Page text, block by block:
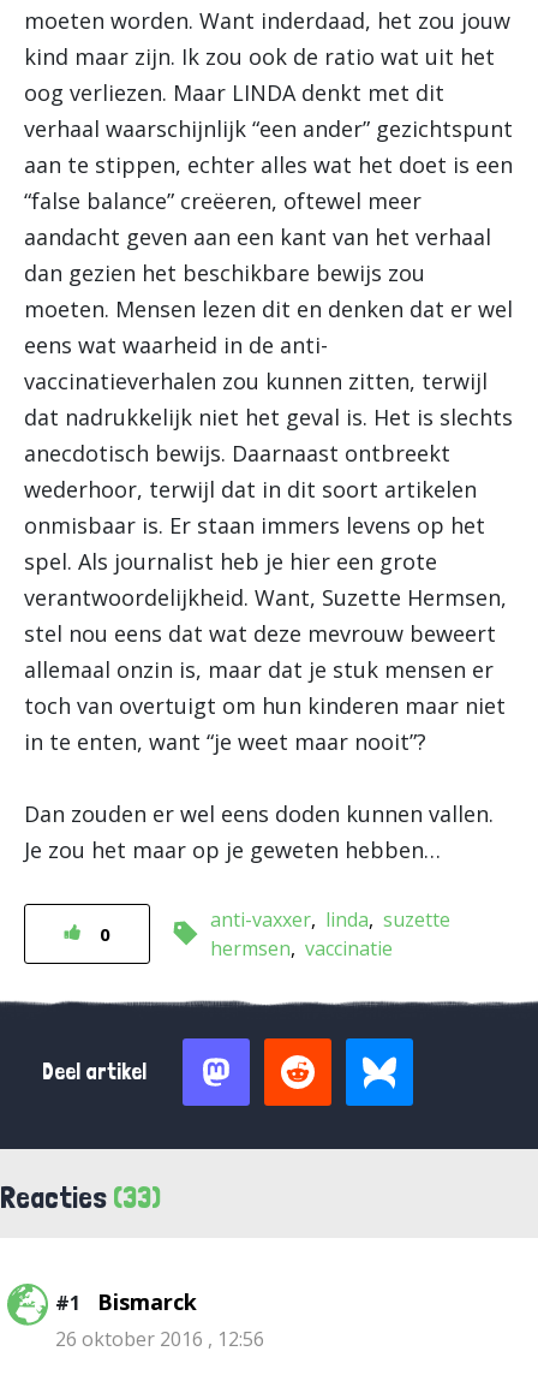
moeten worden. Want inderdaad, het zou jouw
kind maar zijn. Ik zou ook de ratio wat uit het
oog verliezen. Maar LINDA denkt met dit
verhaal waarschijnlijk “een ander” gezichtspunt
aan te stippen, echter alles wat het doet is een
“false balance” creëeren, oftewel meer
aandacht geven aan een kant van het verhaal
dan gezien het beschikbare bewijs zou
moeten. Mensen lezen dit en denken dat er wel
eens wat waarheid in de anti-
vaccinatieverhalen zou kunnen zitten, terwijl
dat nadrukkelijk niet het geval is. Het is slechts
anecdotisch bewijs. Daarnaast ontbreekt
wederhoor, terwijl dat in dit soort artikelen
onmisbaar is. Er staan immers levens op het
spel. Als journalist heb je hier een grote
verantwoordelijkheid. Want, Suzette Hermsen,
stel nou eens dat wat deze mevrouw beweert
allemaal onzin is, maar dat je stuk mensen er
toch van overtuigt om hun kinderen maar niet
in te enten, want “je weet maar nooit”?
Dan zouden er wel eens doden kunnen vallen.
Je zou het maar op je geweten hebben…
0
anti-vaxxer linda suzette
hermsen vaccinatie
Deel artikel
Reacties (33)
#1 Bismarck
26 oktober 2016 , 12:56